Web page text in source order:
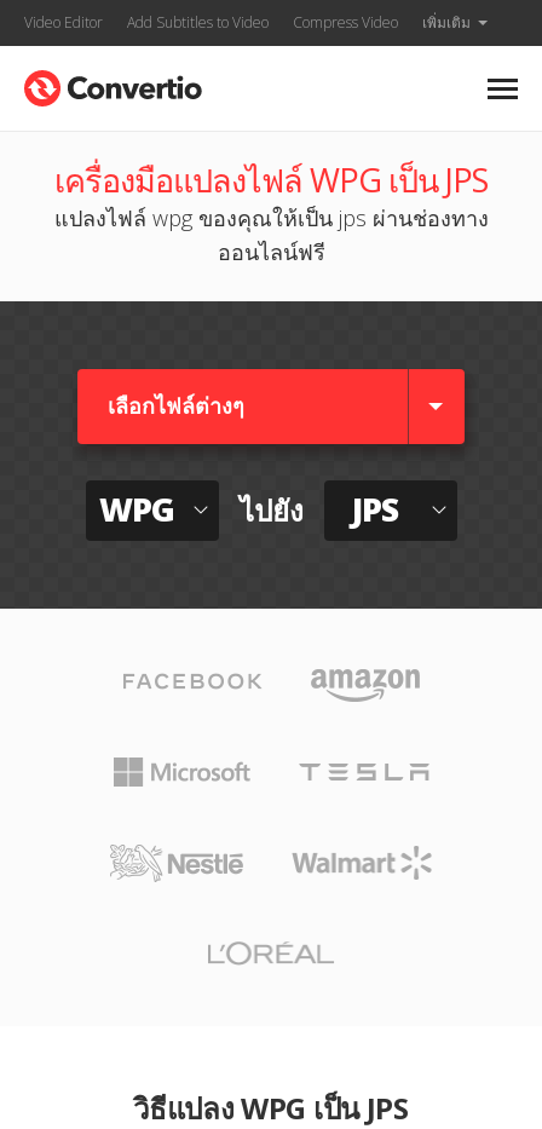
Video Editor Add Subtitles to Video Compress Video เพิ่มเติม
เครื่องมือแปลงไฟล์ WPG เป็น JPS
แปลงไฟล์ wpg ของคุณให้เป็น jps ผ่านช่องทาง
ออนไลน์ฟรี
เลือกไฟล์ต่างๆ​
WPG ไปยัง JPS
วิธีแปลง WPG เป็น JPS